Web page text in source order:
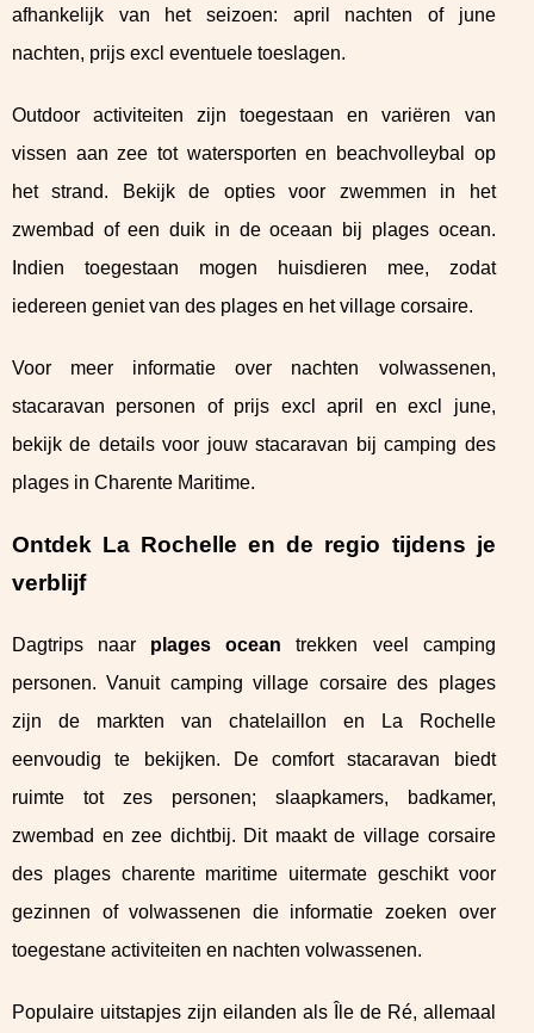
afhankelijk van het seizoen: april nachten of june
nachten, prijs excl eventuele toeslagen.
Outdoor activiteiten zijn toegestaan en variëren van
vissen aan zee tot watersporten en beachvolleybal op
het strand. Bekijk de opties voor zwemmen in het
zwembad of een duik in de oceaan bij plages ocean.
Indien toegestaan mogen huisdieren mee, zodat
iedereen geniet van des plages en het village corsaire.
Voor meer informatie over nachten volwassenen,
stacaravan personen of prijs excl april en excl june,
bekijk de details voor jouw stacaravan bij camping des
plages in Charente Maritime.
Ontdek La Rochelle en de regio tijdens je
verblijf
Dagtrips naar plages ocean trekken veel camping
personen. Vanuit camping village corsaire des plages
zijn de markten van chatelaillon en La Rochelle
eenvoudig te bekijken. De comfort stacaravan biedt
ruimte tot zes personen; slaapkamers, badkamer,
zwembad en zee dichtbij. Dit maakt de village corsaire
des plages charente maritime uitermate geschikt voor
gezinnen of volwassenen die informatie zoeken over
toegestane activiteiten en nachten volwassenen.
Populaire uitstapjes zijn eilanden als Île de Ré, allemaal